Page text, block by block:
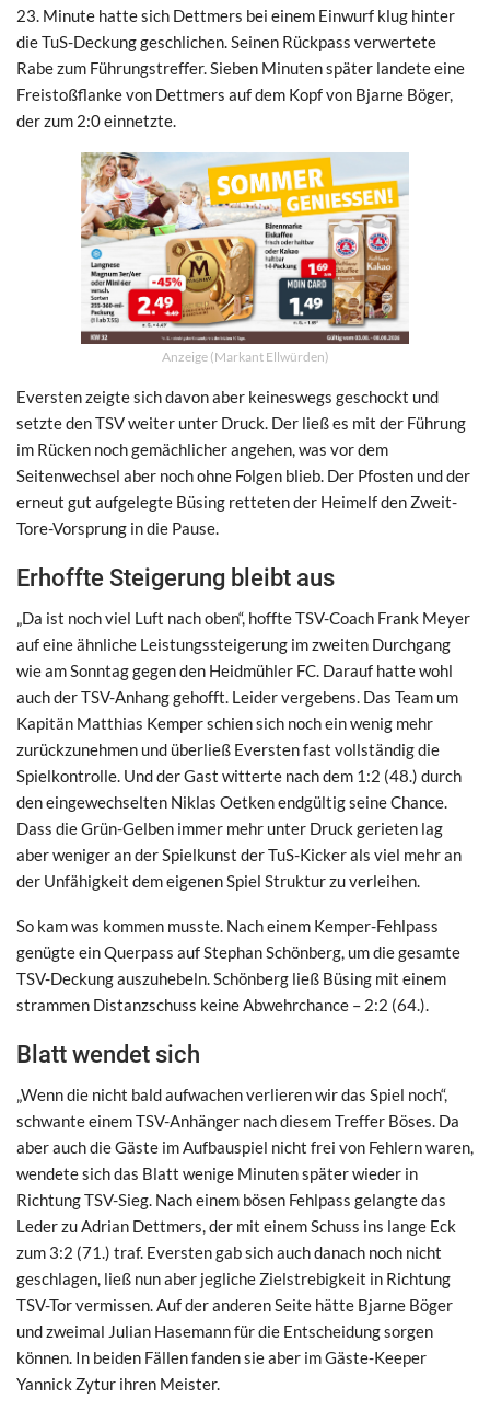
23. Minute hatte sich Dettmers bei einem Einwurf klug hinter
die TuS-Deckung geschlichen. Seinen Rückpass verwertete
Rabe zum Führungstreffer. Sieben Minuten später landete eine
Freistoßflanke von Dettmers auf dem Kopf von Bjarne Böger,
der zum 2:0 einnetzte.
Anzeige (Markant Ellwürden)
Eversten zeigte sich davon aber keineswegs geschockt und
setzte den TSV weiter unter Druck. Der ließ es mit der Führung
im Rücken noch gemächlicher angehen, was vor dem
Seitenwechsel aber noch ohne Folgen blieb. Der Pfosten und der
erneut gut aufgelegte Büsing retteten der Heimelf den Zweit-
Tore-Vorsprung in die Pause.
Erhoffte Steigerung bleibt aus
„Da ist noch viel Luft nach oben“, hoffte TSV-Coach Frank Meyer
auf eine ähnliche Leistungssteigerung im zweiten Durchgang
wie am Sonntag gegen den Heidmühler FC. Darauf hatte wohl
auch der TSV-Anhang gehofft. Leider vergebens. Das Team um
Kapitän Matthias Kemper schien sich noch ein wenig mehr
zurückzunehmen und überließ Eversten fast vollständig die
Spielkontrolle. Und der Gast witterte nach dem 1:2 (48.) durch
den eingewechselten Niklas Oetken endgültig seine Chance.
Dass die Grün-Gelben immer mehr unter Druck gerieten lag
aber weniger an der Spielkunst der TuS-Kicker als viel mehr an
der Unfähigkeit dem eigenen Spiel Struktur zu verleihen.
So kam was kommen musste. Nach einem Kemper-Fehlpass
genügte ein Querpass auf Stephan Schönberg, um die gesamte
TSV-Deckung auszuhebeln. Schönberg ließ Büsing mit einem
strammen Distanzschuss keine Abwehrchance – 2:2 (64.).
Blatt wendet sich
„Wenn die nicht bald aufwachen verlieren wir das Spiel noch“,
schwante einem TSV-Anhänger nach diesem Treffer Böses. Da
aber auch die Gäste im Aufbauspiel nicht frei von Fehlern waren,
wendete sich das Blatt wenige Minuten später wieder in
Richtung TSV-Sieg. Nach einem bösen Fehlpass gelangte das
Leder zu Adrian Dettmers, der mit einem Schuss ins lange Eck
zum 3:2 (71.) traf. Eversten gab sich auch danach noch nicht
geschlagen, ließ nun aber jegliche Zielstrebigkeit in Richtung
TSV-Tor vermissen. Auf der anderen Seite hätte Bjarne Böger
und zweimal Julian Hasemann für die Entscheidung sorgen
können. In beiden Fällen fanden sie aber im Gäste-Keeper
Yannick Zytur ihren Meister.